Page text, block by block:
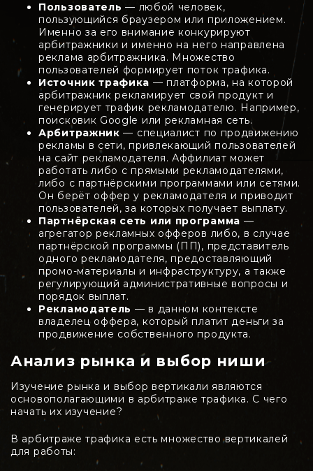
Пользователь— любой человек,
пользующийся браузером или приложением.
Именно за его внимание конкурируют
арбитражники и именно на него направлена
реклама арбитражника. Множество
пользователей формирует поток трафика.
Источник трафика — платформа, на которой
арбитражник рекламирует свой продукт и
генерирует трафик рекламодателю. Например,
поисковик Google или рекламная сеть.
Арбитражник— специалист по продвижению
рекламы в сети, привлекающий пользователей
на сайт рекламодателя. Аффилиат может
работать либо с прямыми рекламодателями,
либо с партнёрскими программами или сетями.
Он берёт оффер у рекламодателя и приводит
пользователей, за которых получает выплату.
Партнёрская сеть или программа —
агрегатор рекламных офферов либо, в случае
партнёрской программы (ПП), представитель
одного рекламодателя, предоставляющий
промо-материалы и инфраструктуру, а также
регулирующий административные вопросы и
порядок выплат.
Рекламодатель — в данном контексте
владелец оффера, который платит деньги за
продвижение собственного продукта.
Анализ рынка и выбор ниши
Изучение рынка и выбор вертикали являются
основополагающими в арбитраже трафика. С чего
начать их изучение?
В арбитраже трафика есть множество вертикалей
для работы: